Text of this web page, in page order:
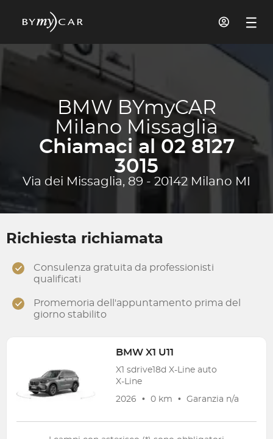
BMW BYmyCAR
Milano Missaglia
Chiamaci al 02 8127
3015
Via dei Missaglia, 89 - 20142 Milano MI
Richiesta richiamata
Consulenza gratuita da professionisti
qualificati
Promemoria dell'appuntamento prima del
giorno stabilito
BMWX1 U11
X1 sdrive18d X-Line auto
X-Line
2026 • 0 km • Garanzia n/a